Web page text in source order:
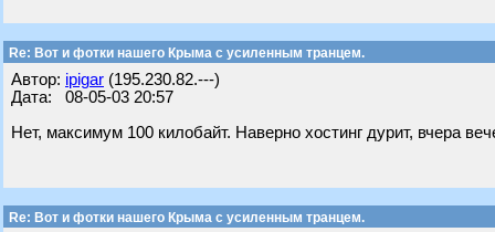
Re: Вот и фотки нашего Крыма с усиленным транцем.
Автор: ipigar (195.230.82.---)
Дата: 08-05-03 20:57
Нет, максимум 100 килобайт. Наверно хостинг дурит, вчера
Re: Вот и фотки нашего Крыма с усиленным транцем.